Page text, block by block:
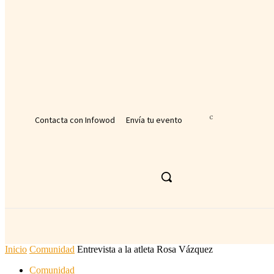
Contacta con Infowod Envía tu evento C
Inicio Comunidad Entrevista a la atleta Rosa Vázquez
Comunidad